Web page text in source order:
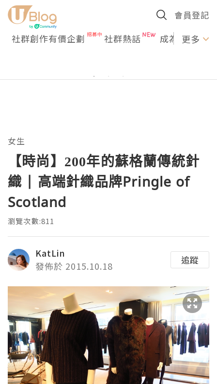
會員登記
社群創作有價企劃 社群熱話 成為U更多
女生
【時尚】200年的蘇格蘭傳統針
織 | 高端針織品牌Pringle of
Scotland
瀏覽次數:811
KatLin
發佈於 2015.10.18
追蹤